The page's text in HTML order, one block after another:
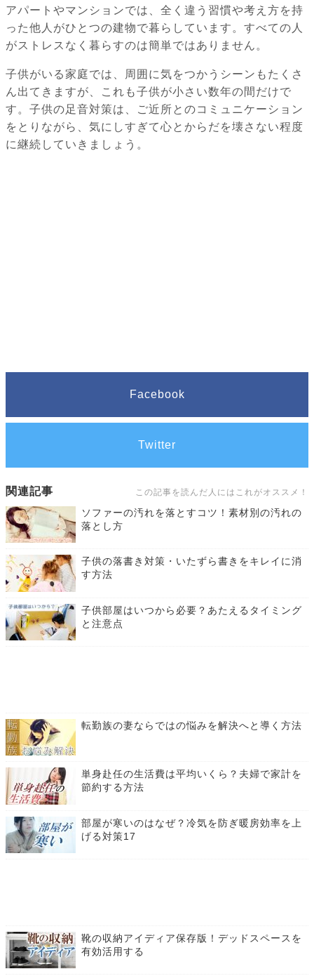
アパートやマンションでは、全く違う習慣や考え方を持
った他人がひとつの建物で暮らしています。すべての人
がストレスなく暮らすのは簡単ではありません。
子供がいる家庭では、周囲に気をつかうシーンもたくさ
ん出てきますが、これも子供が小さい数年の間だけで
す。子供の足音対策は、ご近所とのコミュニケーション
をとりながら、気にしすぎて心とからだを壊さない程度
に継続していきましょう。
Facebook
Twitter
関連記事 この記事を読んだ人にはこれがオススメ！
ソファーの汚れを落とすコツ！素材別の汚れの
落とし方
子供の落書き対策・いたずら書きをキレイに消
す方法
子供部屋はいつから必要？あたえるタイミング
と注意点
転勤族の妻ならではの悩みを解決へと導く方法
単身赴任の生活費は平均いくら？夫婦で家計を
節約する方法
部屋が寒いのはなぜ？冷気を防ぎ暖房効率を上
げる対策17
靴の収納アイディア保存版！デッドスペースを
有効活用する